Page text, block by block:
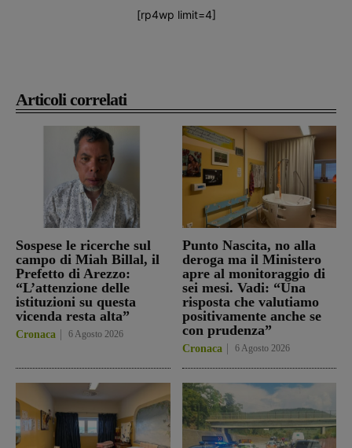
Articoli correlati
Sospese le ricerche sul
campo di Miah Billal, il
Prefetto di Arezzo:
“L’attenzione delle
istituzioni su questa
vicenda resta alta”
Cronaca 6 Agosto 2026
Punto Nascita, no alla
deroga ma il Ministero
apre al monitoraggio di
sei mesi. Vadi: “Una
risposta che valutiamo
positivamente anche se
con prudenza”
Cronaca 6 Agosto 2026
[rp4wp limit=4]